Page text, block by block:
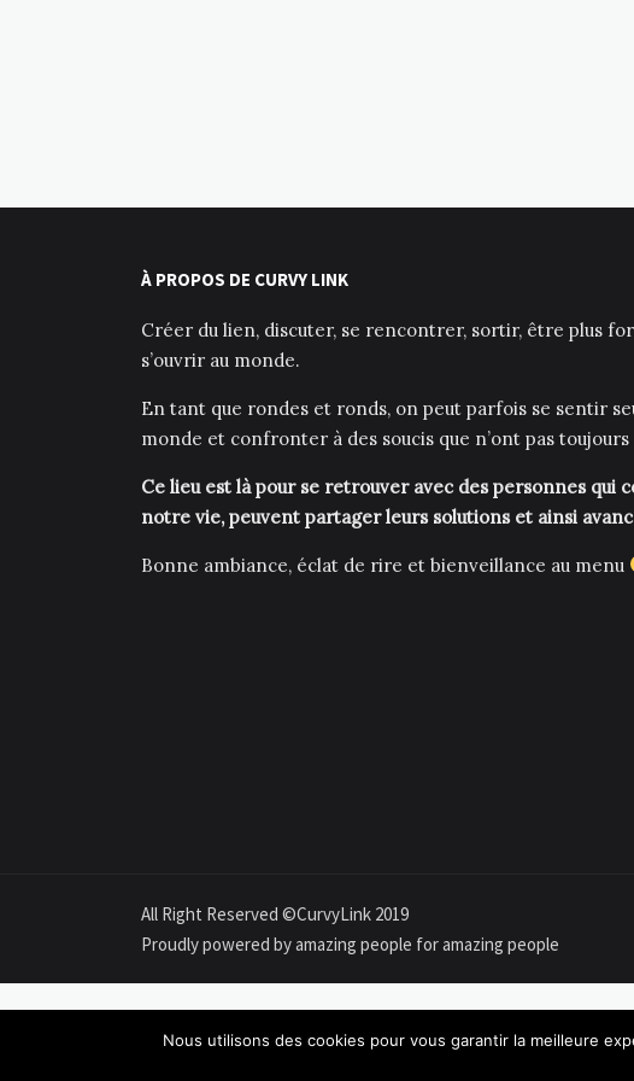
À PROPOS DE CURVY LINK
Créer du lien, discuter, se rencontrer, sortir, être plus
s’ouvrir au monde.
En tant que rondes et ronds, on peut parfois se sentir
monde et confronter à des soucis que n’ont pas
Ce lieu est là pour se retrouver avec des personnes qui
notre vie, peuvent partager leurs solutions et ainsi
Bonne ambiance, éclat de rire et bienveillance au menu
All Right Reserved ©CurvyLink 2019
Proudly powered by amazing people for amazing people
Nous utilisons des cookies pour vous garantir la meilleure